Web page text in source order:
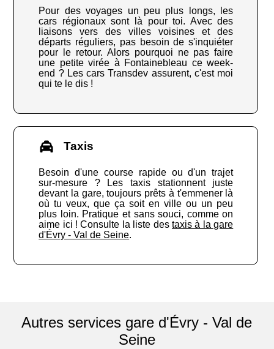
Pour des voyages un peu plus longs, les
cars régionaux sont là pour toi. Avec des
liaisons vers des villes voisines et des
départs réguliers, pas besoin de s'inquiéter
pour le retour. Alors pourquoi ne pas faire
une petite virée à Fontainebleau ce week-
end ? Les cars Transdev assurent, c'est moi
qui te le dis !
Taxis
Besoin d'une course rapide ou d'un trajet
sur-mesure ? Les taxis stationnent juste
devant la gare, toujours prêts à t'emmener là
où tu veux, que ça soit en ville ou un peu
plus loin. Pratique et sans souci, comme on
aime ici ! Consulte la liste destaxis à la gare
d'Évry - Val de Seine.
Autres services gare d'Évry - Val de
Seine